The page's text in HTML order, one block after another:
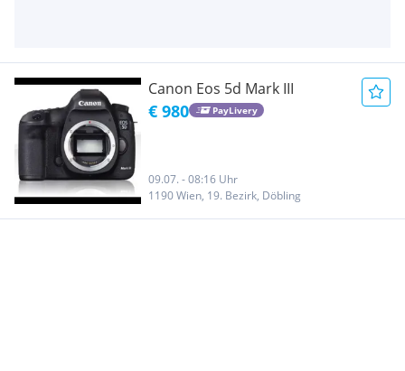
Canon Eos 5d Mark III
€ 980 PayLivery
09.07. - 08:16 Uhr
1190 Wien, 19. Bezirk, Döbling